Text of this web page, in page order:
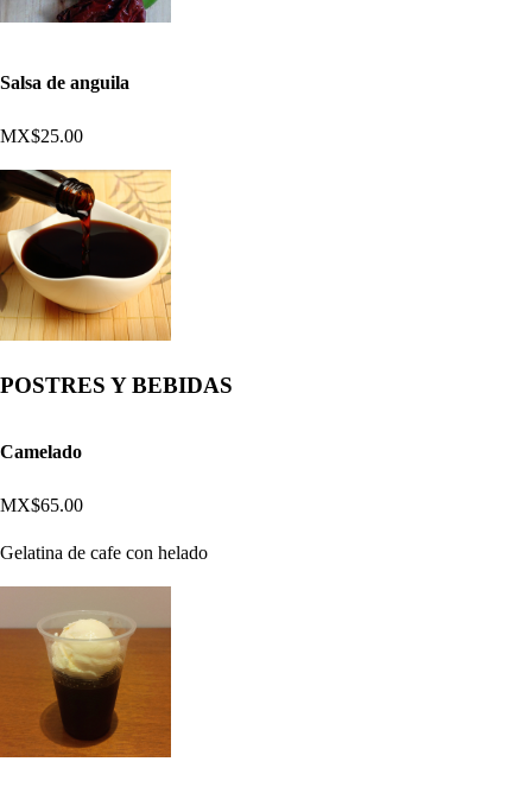
Salsa de anguila
MX$25.00
POSTRES Y BEBIDAS
Camelado
MX$65.00
Gelatina de cafe con helado